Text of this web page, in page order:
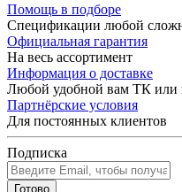
Помощь в подборе
Спецификации любой
Официальная гарантия
На весь ассортимент
Информация о доставке
Любой удобной вам ТК или
Партнёрские условия
Для постоянных клиентов
Подписка
Готово